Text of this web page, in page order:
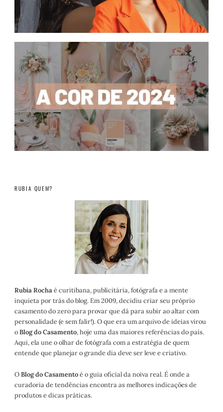
RUBIA QUEM?
Rubia Rochaé curitibana, publicitária, fotógrafa e a mente
inquieta por trás do blog. Em 2009, decidiu criar seu próprio
casamento do zero para provar que dá para subir ao altar com
personalidade (e sem falir!). O que era um arquivo de ideias virou
oBlog do Casamento, hoje uma das maiores referências do país.
Aqui, ela une o olhar de fotógrafa com a estratégia de quem
entende que planejar o grande dia deve ser leve e criativo.
OBlog do Casamentoé o guia oficial da noiva real. É onde a
curadoria de tendências encontra as melhores indicações de
produtos e dicas práticas.